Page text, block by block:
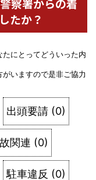
たか？
にとってどういった内
いますので是非ご協力
出頭要請 (0)
関連 (0)
駐車違反 (0)